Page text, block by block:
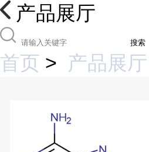
产品展厅
搜索
首页 > 产品展厅